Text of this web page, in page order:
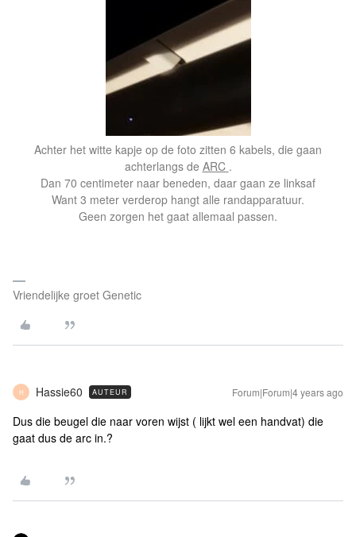
Achter het witte kapje op de foto zitten 6 kabels, die gaan
achterlangs de ARC .
Dan 70 centimeter naar beneden, daar gaan ze linksaf
Want 3 meter verderop hangt alle randapparatuur.
Geen zorgen het gaat allemaal passen.
Vriendelijke groet Genetic
H Hassie60 AUTEUR Forum|Forum|4 years ago
Dus die beugel die naar voren wijst ( lijkt wel een handvat) die
gaat dus de arc in.?